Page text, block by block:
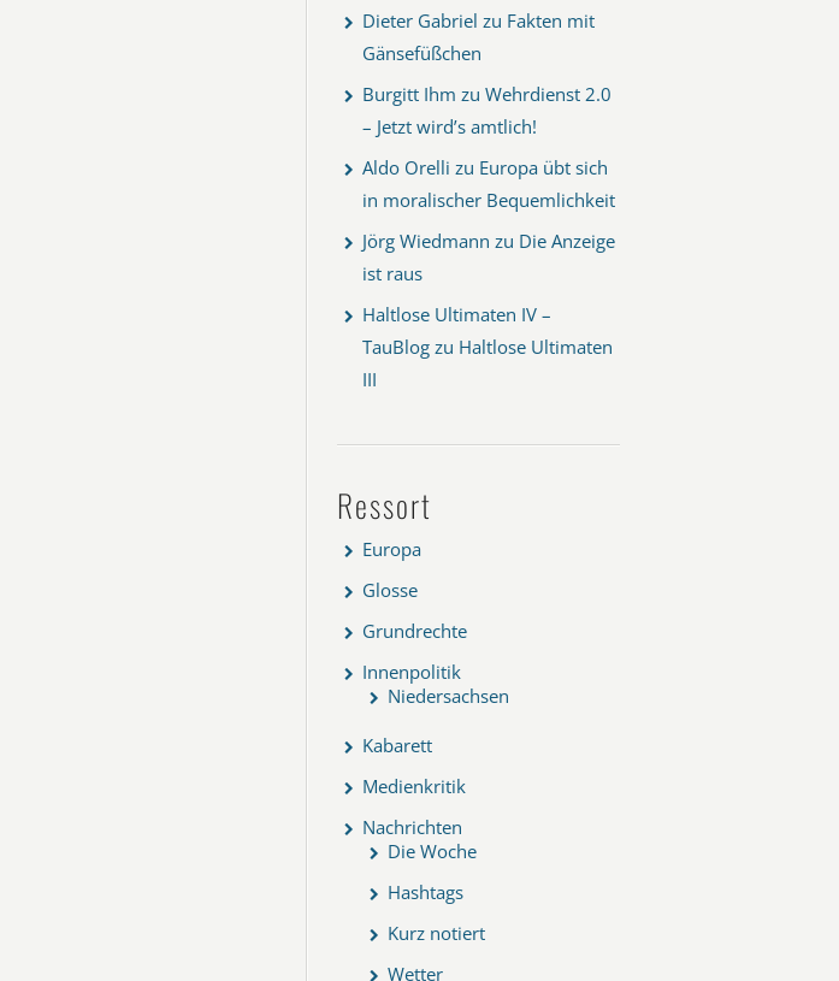
Dieter Gabriel zu Fakten mit
Gänsefüßchen
Burgitt Ihm zu Wehrdienst 2.0
– Jetzt wird’s amtlich!
Aldo Orelli zu Europa übt sich
in moralischer Bequemlichkeit
Jörg Wiedmann zu Die Anzeige
ist raus
Haltlose Ultimaten IV –
TauBlog zu Haltlose Ultimaten
III
Ressort
Europa
Glosse
Grundrechte
Innenpolitik
Niedersachsen
Kabarett
Medienkritik
Nachrichten
Die Woche
Hashtags
Kurz notiert
Wetter